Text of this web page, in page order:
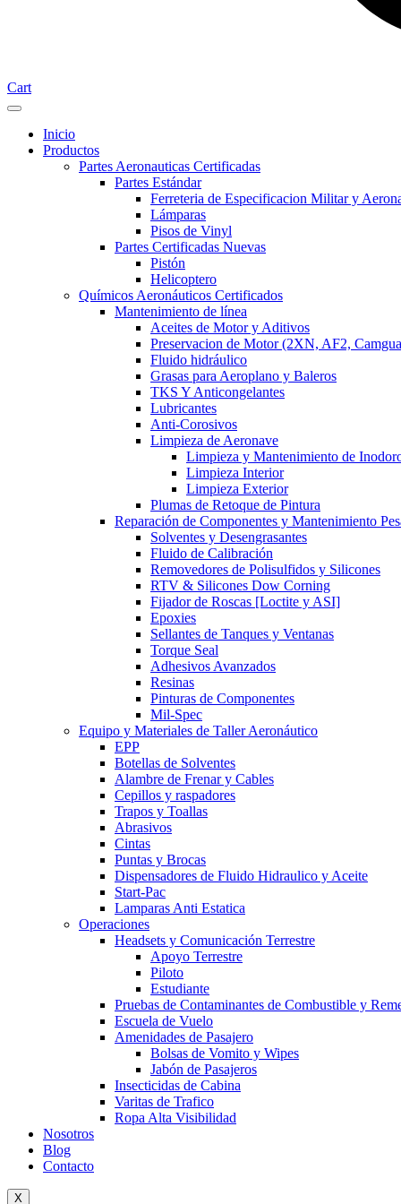
Cart
Inicio
Productos
Partes Aeronauticas Certificadas
Partes Estándar
Ferreteria de Especificacion Militar y
Lámparas
Pisos de Vinyl
Partes Certificadas Nuevas
Pistón
Helicoptero
Químicos Aeronáuticos Certificados
Mantenimiento de línea
Aceites de Motor y Aditivos
Preservacion de Motor (2XN, AF2,
Fluido hidráulico
Grasas para Aeroplano y Baleros
TKS Y Anticongelantes
Lubricantes
Anti-Corosivos
Limpieza de Aeronave
Limpieza y Mantenimiento de
Limpieza Interior
Limpieza Exterior
Plumas de Retoque de Pintura
Reparación de Componentes y Mantenimiento
Solventes y Desengrasantes
Fluido de Calibración
Removedores de Polisulfidos y Silicones
RTV & Silicones Dow Corning
Fijador de Roscas [Loctite y ASI]
Epoxies
Sellantes de Tanques y Ventanas
Torque Seal
Adhesivos Avanzados
Resinas
Pinturas de Componentes
Mil-Spec
Equipo y Materiales de Taller Aeronáutico
EPP
Botellas de Solventes
Alambre de Frenar y Cables
Cepillos y raspadores
Trapos y Toallas
Abrasivos
Cintas
Puntas y Brocas
Dispensadores de Fluido Hidraulico y Aceite
Start-Pac
Lamparas Anti Estatica
Operaciones
Headsets y Comunicación Terrestre
Apoyo Terrestre
Piloto
Estudiante
Pruebas de Contaminantes de Combustible y
Escuela de Vuelo
Amenidades de Pasajero
Bolsas de Vomito y Wipes
Jabón de Pasajeros
Insecticidas de Cabina
Varitas de Trafico
Ropa Alta Visibilidad
Nosotros
Blog
Contacto
X